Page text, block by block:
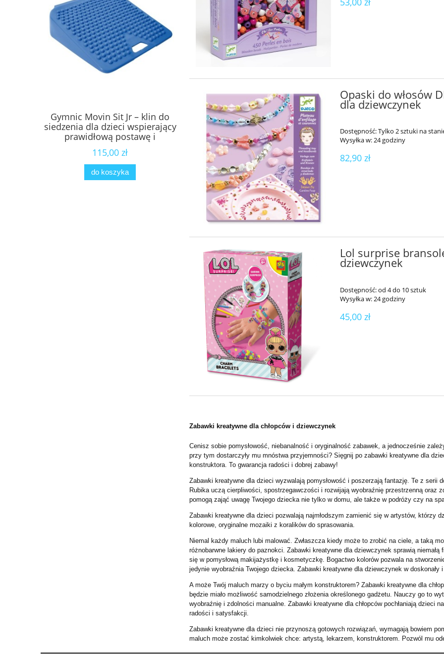
Gymnic Movin Sit Jr – klin do
siedzenia dla dzieci wspierający
prawidłową postawę i
koncentrację
115,00 zł
do koszyka
Piłka sensoryczna przezroczysta z
koralikami 35 cm – do integracji
sensorycznej i terapii SI
160,00 zł
do koszyka
gigantyczna piłka do
aktywności grupowych 180
Opaski do włosów
dla dziewczynek
Dostępność:Tylko 2 sztuki na
Wysyłka w:24 godziny
82,90 zł
Lol surprise
dziewczynek
Dostępność:od 4 do 10 sztuk
Wysyłka w:24 godziny
45,00 zł
Zabawki kreatywne dla chłopców i dziewczynek
Cenisz sobie pomysłowość, niebanalność i oryginalność zabawek, a jednocześnie
przy tym dostarczyły mu mnóstwa przyjemności? Sięgnij po zabawki kreatywne dla
konstruktora. To gwarancja radości i dobrej zabawy!
Zabawki kreatywne dla dzieci wyzwalają pomysłowość i poszerzają fantazję. Te z serii
Rubika uczą cierpliwości, spostrzegawczości i rozwijają wyobraźnię przestrzenną oraz
pomogą zająć uwagę Twojego dziecka nie tylko w domu, ale także w podróży czy na
Zabawki kreatywne dla dzieci pozwalają najmłodszym zamienić się w artystów, którzy
kolorowe, oryginalne mozaiki z koralików do sprasowania.
Niemal każdy maluch lubi malować. Zwłaszcza kiedy może to zrobić na ciele, a taką
różnobarwne lakiery do paznokci. Zabawki kreatywne dla dziewczynek sprawią
się w pomysłową makijażystkę i kosmetyczkę. Bogactwo kolorów pozwala na
jedynie wyobraźnia Twojego dziecka. Zabawki kreatywne dla dziewczynek w
A może Twój maluch marzy o byciu małym konstruktorem? Zabawki kreatywne dla
będzie miało możliwość samodzielnego złożenia określonego gadżetu. Nauczy go to
wyobraźnię i zdolności manualne. Zabawki kreatywne dla chłopców pochłaniają dzieci
radości i satysfakcji.
Zabawki kreatywne dla dzieci nie przynoszą gotowych rozwiązań, wymagają bowiem
maluch może zostać kimkolwiek chce: artystą, lekarzem, konstruktorem. Pozwól mu